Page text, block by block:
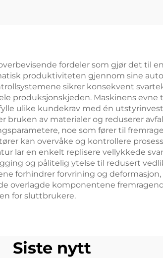
fordeler som gjør det til
produktiviteten gjennom sine
sikrer konsekvent
produksjonskjeden. Maskinens
ulike kundekrav med én
av materialer og reduserer
noe som fører til
kan overvåke og kontrollere
lar en enkelt replisere vellykkede
og pålitelig ytelse til redusert
forhindrer forvrining og
overlagde komponentene
for sluttbrukere.
Siste nytt